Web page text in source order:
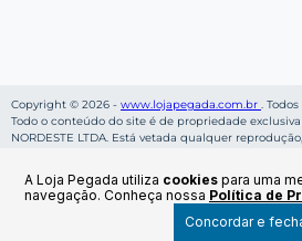
A Loja Pegada utiliza cookies para uma
navegação. Conheça nossa Política de
Concordar e
Copyright © 2026 - www.lojapegada.com.br .
Todo o conteúdo do site é de propriedade exclusiva
NORDESTE LTDA. Está vetada qualquer
pagamentos válidos enquanto durar os estoques.
LTDA, inscrito sob CNPJ: 06.269.953/0001-36,
S/N - Bairro Cruzeiro - CEP: 46800-000 - Ruy